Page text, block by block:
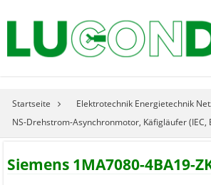
Startseite Elektrotechnik Energietechnik
NS-Drehstrom-Asynchronmotor, Käfigläufer (IEC,
Siemens 1MA7080-4BA19-